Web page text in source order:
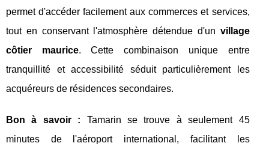
permet d'accéder facilement aux commerces et services,
tout en conservant l'atmosphère détendue d'un village
côtier maurice. Cette combinaison unique entre
tranquillité et accessibilité séduit particulièrement les
acquéreurs de résidences secondaires.
Bon à savoir : Tamarin se trouve à seulement 45
minutes de l'aéroport international, facilitant les